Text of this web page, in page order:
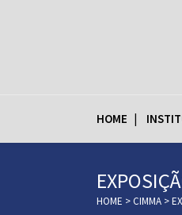
HOME
HOME >CIMMA >